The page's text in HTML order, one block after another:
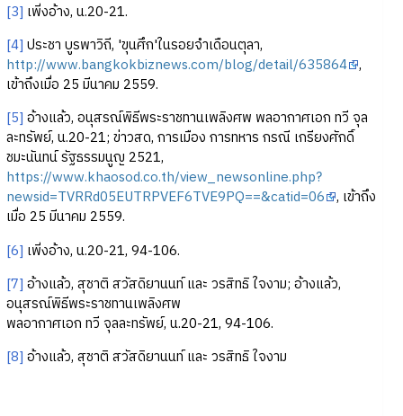
[3] เพิ่งอ้าง, น.20-21.
[4] ประชา บูรพาวิถี, 'ขุนศึก'ในรอยจำเดือนตุลา,
http://www.bangkokbiznews.com/blog/detail/635864 ,
เข้าถึงเมื่อ 25 มีนาคม 2559.
[5] อ้างแล้ว, อนุสรณ์พิธีพระราชทานเพลิงศพ พลอากาศเอก ทวี จุล
ละทรัพย์, น.20-21; ข่าวสด, การเมือง การทหาร กรณี เกรียงศักดิ์
ชมะนันทน์ รัฐธรรมนูญ 2521,
https://www.khaosod.co.th/view_newsonline.php?
newsid=TVRRd05EUTRPVEF6TVE9PQ==&catid=06 , เข้าถึง
เมื่อ 25 มีนาคม 2559.
[6] เพิ่งอ้าง, น.20-21, 94-106.
[7] อ้างแล้ว, สุชาติ สวัสดิยานนท์ และ วรสิทธิ ใจงาม; อ้างแล้ว,
อนุสรณ์พิธีพระราชทานเพลิงศพ
พลอากาศเอก ทวี จุลละทรัพย์, น.20-21, 94-106.
[8] อ้างแล้ว, สุชาติ สวัสดิยานนท์ และ วรสิทธิ ใจงาม